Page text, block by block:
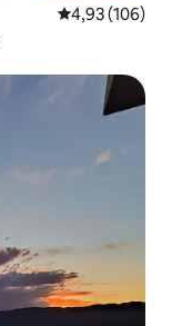
4,93 av 5 i
4,93 (106)